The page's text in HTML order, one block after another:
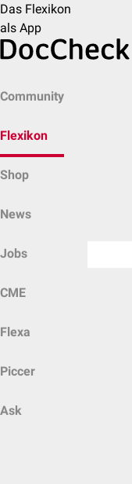
Das Flexikon
als App
Community
Flexikon
Shop
News
Jobs
CME
Flexa
Piccer
Ask